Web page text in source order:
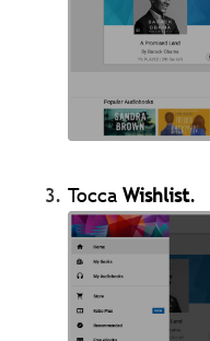
ToccaWishlist.